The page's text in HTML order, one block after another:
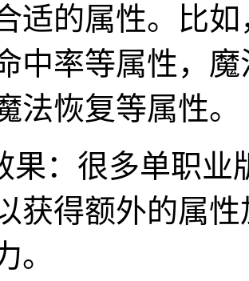
适的属性。比
中率等属性，
法恢复等属性。
果：很多单职
获得额外的属
。